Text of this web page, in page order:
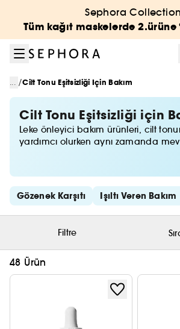
Sephora Collection
Tüm kağıt maskelerde 2.ürüne
... /Cilt Tonu Eşitsizliği Için Bakım
Cilt Tonu Eşitsizliği için
Leke önleyici bakım ürünleri, cilt
yardımcı olurken aynı zamanda
özelliği olan çeşitleri bulunur.
Hızlı bağlantıları atla
Gözenek Karşıtı Işıltı Veren Bakım
Filtre
48 Ürün